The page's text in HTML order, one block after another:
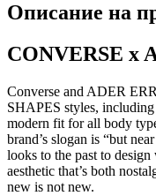
Описание на
CONVERSE x
Converse and ADER
SHAPES styles,
modern fit for all body
brand’s slogan is “but
looks to the past to
aesthetic that’s both
new is not new.